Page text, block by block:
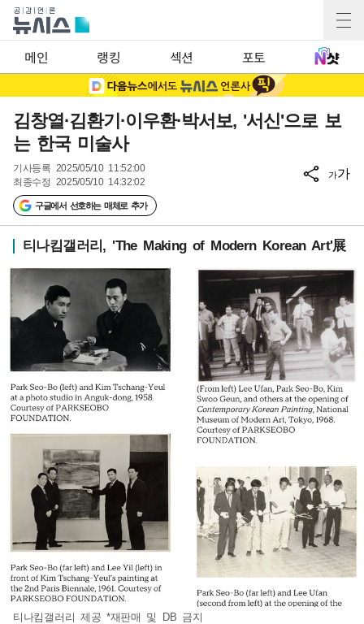
메인 랭킹 섹션 포토
김창열·김환기·이우환·박서보, '서신'으로 보
는 한국 미술사
기사등록 2025/05/10 11:52:00
최종수정 2025/05/10 14:32:02
구글에서 선호하는 매체로 추가
가가
티나킴갤러리, 'The Making of Modern Korean Art'展
티나킴갤러리 제공 *재판매 및 DB 금지